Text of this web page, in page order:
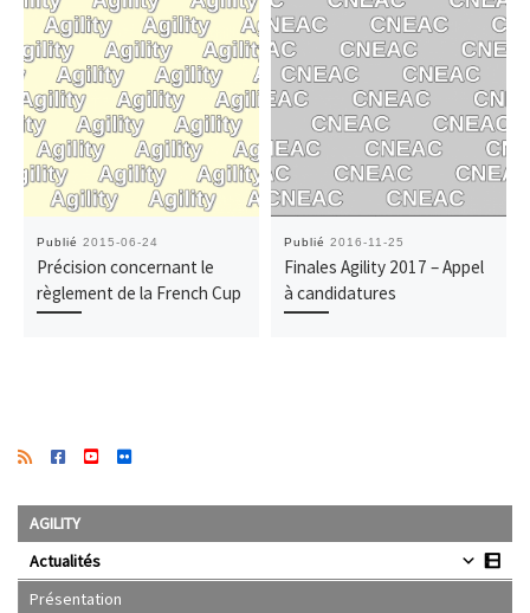
Publié 2015-06-24
Précision concernant le
règlement de la French Cup
Publié 2016-11-25
Finales Agility 2017 – Appel
à candidatures
AGILITY
Actualités
Présentation